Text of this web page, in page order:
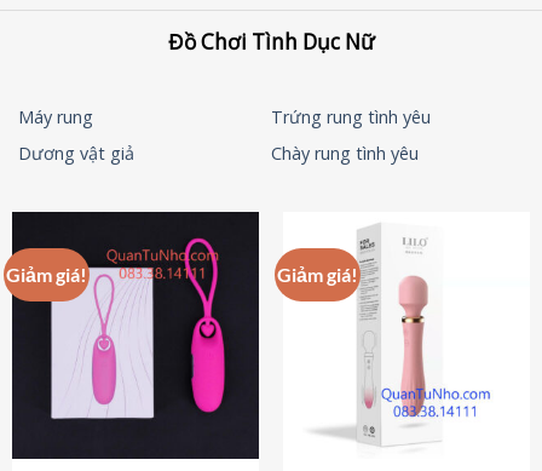
Đồ Chơi Tình Dục Nữ
Máy rung
Trứng rung tình yêu
Dương vật giả
Chày rung tình yêu
Giảm giá! Giảm giá!